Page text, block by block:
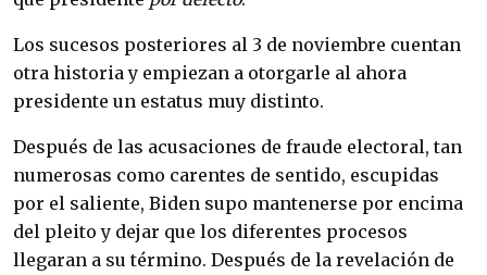
Los sucesos posteriores al 3 de noviembre cuentan
otra historia y empiezan a otorgarle al ahora
presidente un estatus muy distinto.
Después de las acusaciones de fraude electoral, tan
numerosas como carentes de sentido, escupidas
por el saliente, Biden supo mantenerse por encima
del pleito y dejar que los diferentes procesos
llegaran a su término. Después de la revelación de